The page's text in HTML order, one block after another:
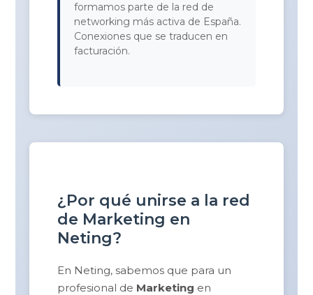
formamos parte de la red de
networking más activa de España.
Conexiones que se traducen en
facturación.
¿Por qué unirse a la red
de Marketing en
Neting?
En Neting, sabemos que para un
profesional de Marketing en